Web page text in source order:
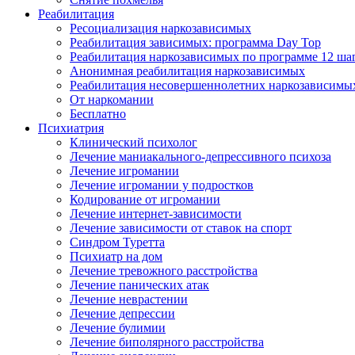
Реабилитация
Ресоциализация наркозависимых
Реабилитация зависимых: программа Day Top
Реабилитация наркозависимых по программе 12
Анонимная реабилитация наркозависимых
Реабилитация несовершеннолетних
От наркомании
Бесплатно
Психиатрия
Клинический психолог
Лечение маниакального-депрессивного психоза
Лечение игромании
Лечение игромании у подростков
Кодирование от игромании
Лечение интернет-зависимости
Лечение зависимости от ставок на спорт
Синдром Туретта
Психиатр на дом
Лечение тревожного расстройства
Лечение панических атак
Лечение неврастении
Лечение депрессии
Лечение булимии
Лечение биполярного расстройства